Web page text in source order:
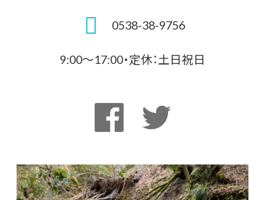
0538-38-9756
9:00～17:00・定休：土日祝日